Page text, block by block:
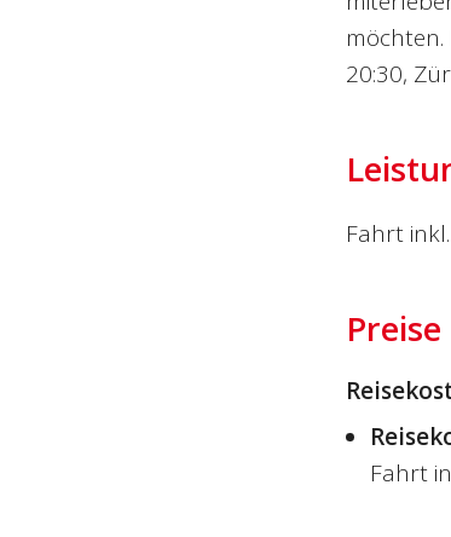
möchten.
20:30,
Fahrt
Preise
Fahrt